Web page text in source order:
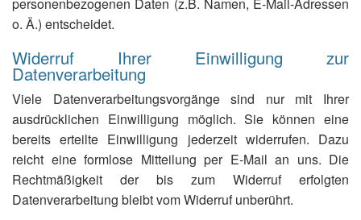
o. Ä.) entscheidet.
Widerruf Ihrer Einwilligung zur
Datenverarbeitung
Viele Datenverarbeitungsvorgänge sind nur mit Ihrer
ausdrücklichen Einwilligung möglich. Sie können eine
bereits erteilte Einwilligung jederzeit widerrufen. Dazu
reicht eine formlose Mitteilung per E-Mail an uns. Die
Rechtmäßigkeit der bis zum Widerruf erfolgten
Datenverarbeitung bleibt vom Widerruf unberührt.